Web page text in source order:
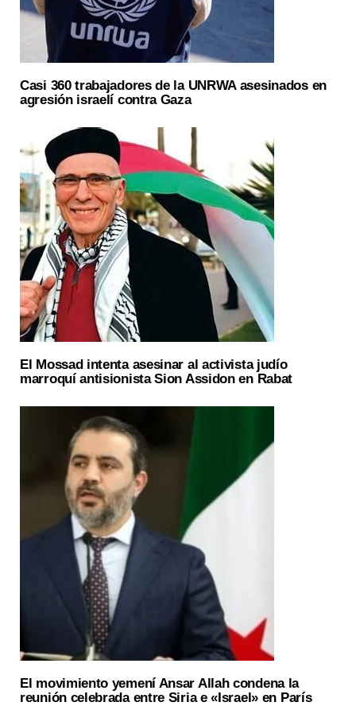
Casi 360 trabajadores de la UNRWA asesinados en
agresión israelí contra Gaza
El Mossad intenta asesinar al activista judío
marroquí antisionista Sion Assidon en Rabat
El movimiento yemení Ansar Allah condena la
reunión celebrada entre Siria e «Israel» en París